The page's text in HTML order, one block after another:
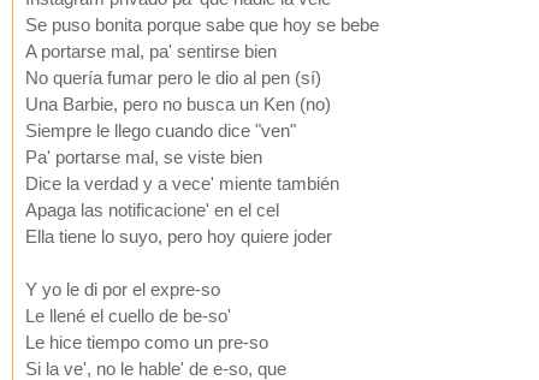
Se puso bonita porque sabe que hoy se bebe
A portarse mal, pa' sentirse bien
No quería fumar pero le dio al pen (sí)
Una Barbie, pero no busca un Ken (no)
Siempre le llego cuando dice "ven"
Pa' portarse mal, se viste bien
Dice la verdad y a vece' miente también
Apaga las notificacione' en el cel
Ella tiene lo suyo, pero hoy quiere joder
Y yo le di por el expre-so
Le llené el cuello de be-so'
Le hice tiempo como un pre-so
Si la ve', no le hable' de e-so, que